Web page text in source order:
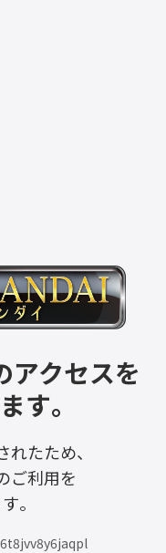
アクセスを
す。
たため、
ご利用を
。